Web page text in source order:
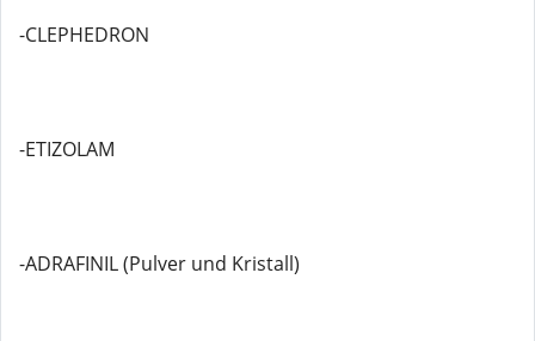
-CLEPHEDRON
-ETIZOLAM
-ADRAFINIL (Pulver und Kristall)